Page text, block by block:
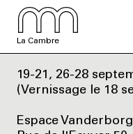
La Cambre
19-21, 26-28
(Vernissage le 18
Espace